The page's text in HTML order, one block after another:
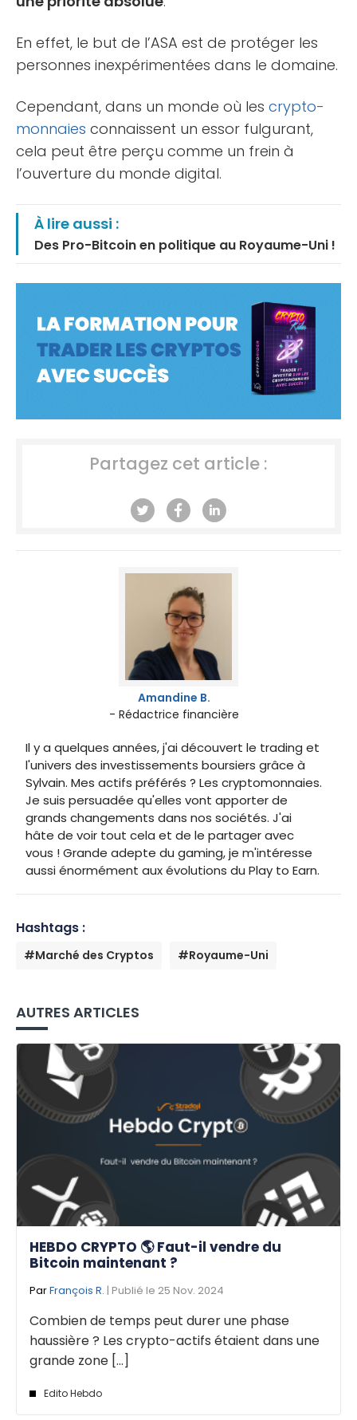
En effet, le but de l’ASA est de protéger les
personnes inexpérimentées dans le domaine.
Cependant, dans un monde où les crypto-
monnaies connaissent un essor fulgurant,
cela peut être perçu comme un frein à
l’ouverture du monde digital.
À lire aussi :
Des Pro-Bitcoin en politique au Royaume-Uni !
Partagez cet article :
Amandine B.
- Rédactrice financière
Il y a quelques années, j'ai découvert le trading et
l'univers des investissements boursiers grâce à
Sylvain. Mes actifs préférés ? Les cryptomonnaies.
Je suis persuadée qu'elles vont apporter de
grands changements dans nos sociétés. J'ai
hâte de voir tout cela et de le partager avec
vous ! Grande adepte du gaming, je m'intéresse
aussi énormément aux évolutions du Play to Earn.
Hashtags :
#Marché des Cryptos #Royaume-Uni
AUTRES ARTICLES
HEBDO CRYPTO 🌎 Faut-il vendre du
Bitcoin maintenant ?
ParFrançois R. | Publié le 25 Nov. 2024
Combien de temps peut durer une phase
haussière ? Les crypto-actifs étaient dans une
grande zone [...]
Edito Hebdo